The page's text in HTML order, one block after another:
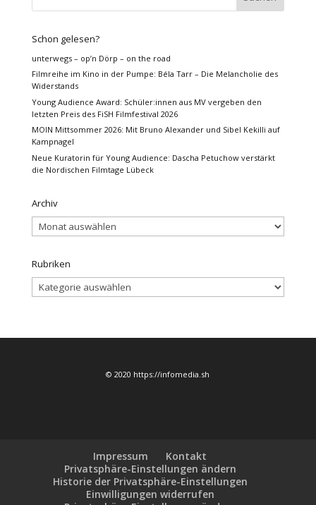
Schon gelesen?
unterwegs – op’n Dörp – on the road
Filmreihe im Kino in der Pumpe: Béla Tarr – Die Melancholie des
Widerstands
Young Audience Award: Schüler:innen aus MV vergeben den
letzten Preis des FiSH Filmfestival 2026
MOIN Mittsommer 2026: Mit Bruno Alexander und Sibel Kekilli auf
Kampnagel
Neue Kuratorin für Young Audience: Dascha Petuchow verstärkt
die Nordischen Filmtage Lübeck
Archiv
Archiv
Rubriken
Rubriken
© 2020 https://infomedia.sh
Impressum
Kontakt
Privatsphäre-Einstellungen ändern
Historie der Privatsphäre-Einstellungen
Einwilligungen widerrufen